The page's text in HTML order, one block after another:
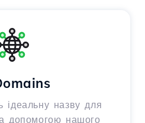
ідеальну назву для
допомогою нашого